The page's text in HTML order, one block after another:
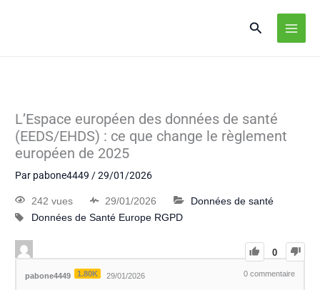
L’Espace européen des données de santé
(EEDS/EHDS) : ce que change le règlement
européen de 2025
Par pabone4449/29/01/2026
242 vues 29/01/2026
Données de santé
Données de Santé Europe RGPD
0
pabone4449 1.80K 29/01/2026 0commentaire